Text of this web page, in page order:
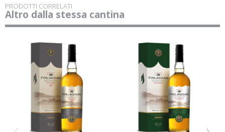
PRODOTTI CORRELATI
Altro dalla stessa cantina